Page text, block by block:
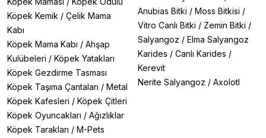
Köpek Kemik / Çelik Mama
Kabı
Köpek Mama Kabı / Ahşap
Kulübeleri / Köpek Yatakları
Köpek Gezdirme Tasması
Köpek Taşıma Çantaları / Metal
Köpek Kafesleri / Köpek Çitleri
Köpek Oyuncakları / Ağızlıklar
Köpek Tarakları / M-Pets
Anubias Bitki / Moss Bitkisi /
Vitro Canlı Bitki / Zemin Bitki /
Salyangoz / Elma Salyangoz
Karides / Canlı Karides /
Kerevit
Nerite Salyangoz / Axolotl